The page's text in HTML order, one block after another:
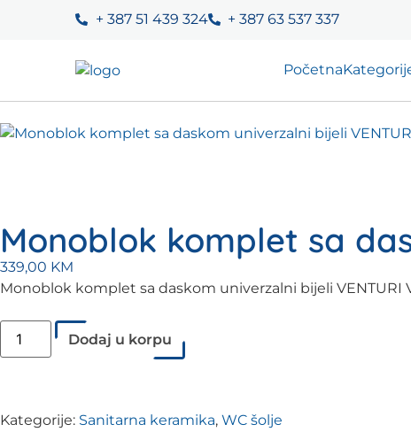
+ 387 51 439 324 + 387 63 537 337
Početna
Monoblok komplet sa
339,00 KM
Monoblok komplet sa daskom univerzalni bijeli VENTURI
Dodaj u korpu
Kategorije: Sanitarna keramika, WC šolje